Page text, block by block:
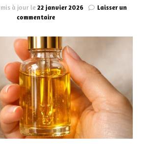
mis à jour le22 janvier 2026
Laisser un
commentairesur
épanouie
le
guide
décomplexé
pour
en
prendre
soin
après
40